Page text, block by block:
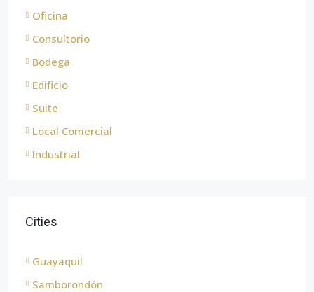
Oficina
Consultorio
Bodega
Edificio
Suite
Local Comercial
Industrial
Cities
Guayaquil
Samborondón